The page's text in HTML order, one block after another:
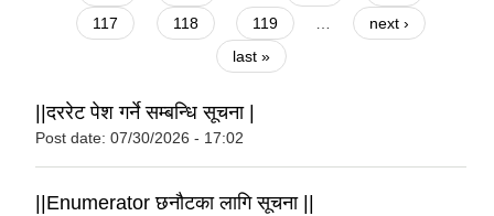
117
118 119
next ›
last »
||दररेट पेश गर्ने सम्बन्धि सूचना |
Post date: 07/30/2026 - 17:02
||Enumerator छनौटका लागि सूचना ||